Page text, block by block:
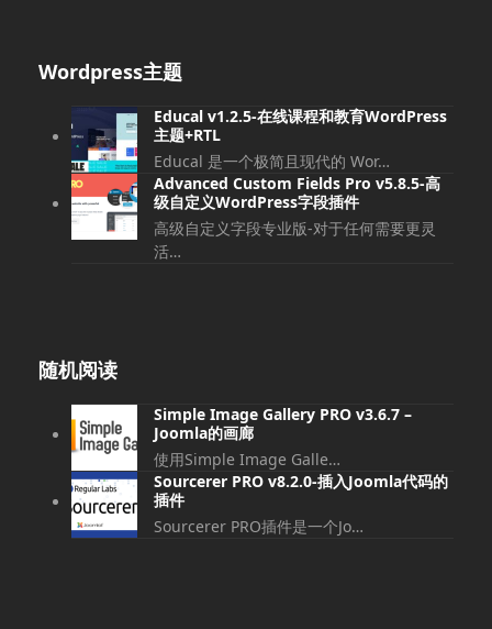
Wordpress主题
Educal v1.2.5-在线课程和教育WordPress
主题+RTL
Educal 是一个极简且现代的 Wor…
Advanced Custom Fields Pro v5.8.5-高
级自定义WordPress字段插件
高级自定义字段专业版-对于任何需要更灵
活…
随机阅读
Simple Image Gallery PRO v3.6.7 –
Joomla的画廊
使用Simple Image Galle…
Sourcerer PRO v8.2.0-插入Joomla代码的
插件
Sourcerer PRO插件是一个Jo…